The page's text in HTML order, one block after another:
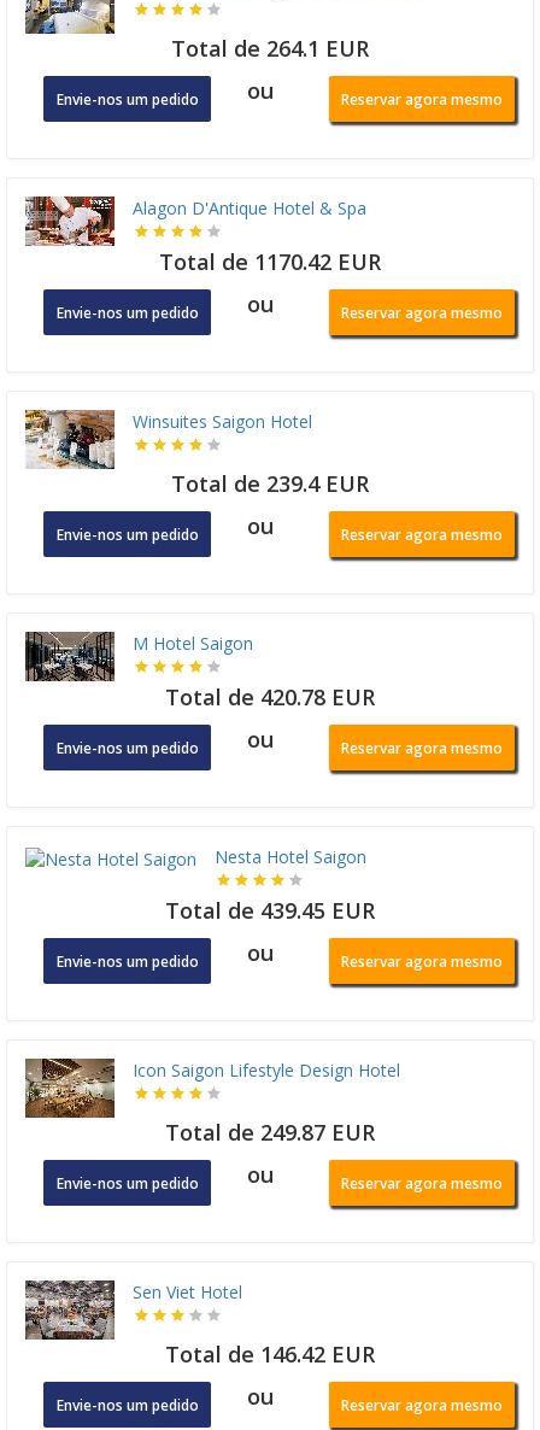
Total de 264.1 EUR
Envie-nos um pedido ou Reservar agora mesmo
Alagon D'Antique Hotel & Spa
Total de 1170.42 EUR
Envie-nos um pedido ou Reservar agora mesmo
Winsuites Saigon Hotel
Total de 239.4 EUR
Envie-nos um pedido ou Reservar agora mesmo
M Hotel Saigon
Total de 420.78 EUR
Envie-nos um pedido ou Reservar agora mesmo
Nesta Hotel Saigon
Total de 439.45 EUR
Envie-nos um pedido ou Reservar agora mesmo
Icon Saigon Lifestyle Design Hotel
Total de 249.87 EUR
Envie-nos um pedido ou Reservar agora mesmo
Sen Viet Hotel
Total de 146.42 EUR
Envie-nos um pedido ou Reservar agora mesmo